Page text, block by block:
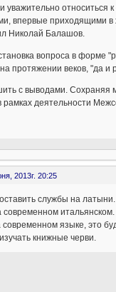
уважительно
впервые приходящими
Николай Балашов.
вопроса в форме
протяжении веков, "да и
с выводами. Сохраняя
рамках деятельности
2013г. 20:25
службы на латыни.
современном языке, это
книжные черви.